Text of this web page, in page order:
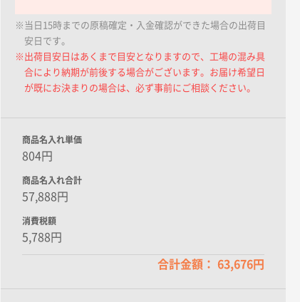
※当日15時までの原稿確定・入金確認ができた場合の出荷目
安日です。
※出荷目安日はあくまで目安となりますので、工場の混み具
合により納期が前後する場合がございます。お届け希望日
が既にお決まりの場合は、必ず事前にご相談ください。
商品名入れ単価
804円
商品名入れ合計
57,888円
消費税額
5,788円
合計金額： 63,676円